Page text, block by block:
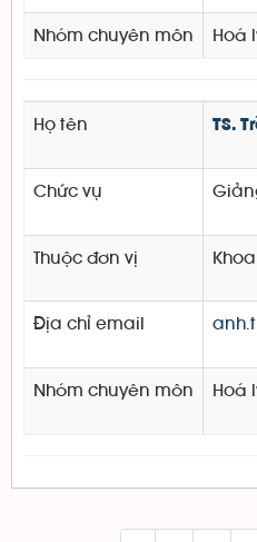
Nhóm chuyên môn Hoá
Họ tên TS.
Chức vụ
Thuộc đơn vị
Địa chỉ email
Nhóm chuyên môn Hoá